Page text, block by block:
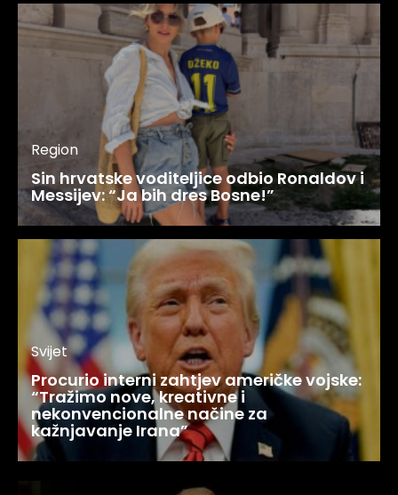
Region
Sin hrvatske voditeljice odbio Ronaldov i
Messijev: “Ja bih dres Bosne!”
Svijet
Procurio interni zahtjev američke vojske:
“Tražimo nove, kreativne i
nekonvencionalne načine za
kažnjavanje Irana”